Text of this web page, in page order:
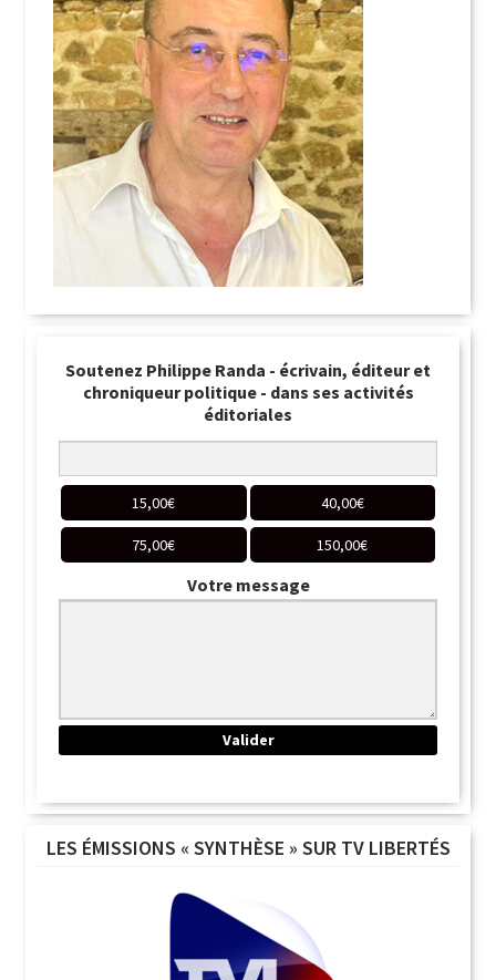
Soutenez Philippe Randa - écrivain, éditeur et
chroniqueur politique - dans ses activités
éditoriales
15,00€ 40,00€
75,00€ 150,00€
Votre message
LES ÉMISSIONS « SYNTHÈSE » SUR TV LIBERTÉS